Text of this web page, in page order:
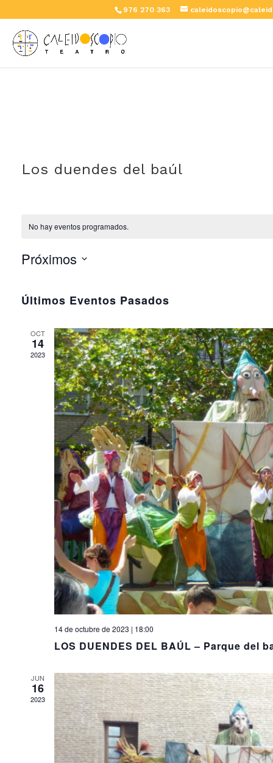
976 270 363
Los duendes del baúl
No hay eventos programados.
Próximos
fecha.
Últimos Eventos Pasados
OCT
14
2023
14 de octubre de 2023 | 18:00
LOS DUENDES DEL BAÚL – Parque del
JUN
16
2023